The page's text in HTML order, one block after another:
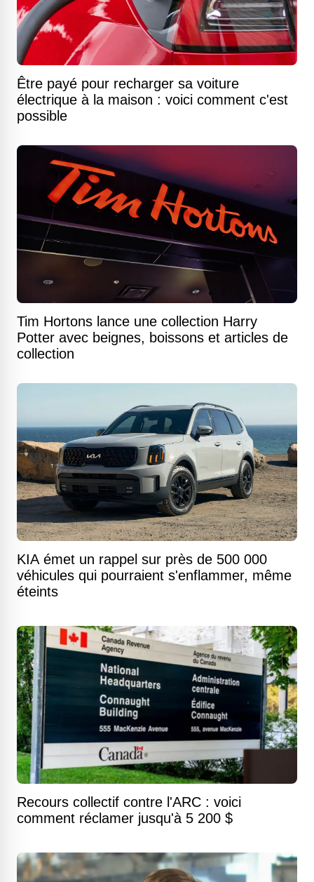
Être payé pour recharger sa voiture
électrique à la maison : voici comment c'est
possible
Tim Hortons lance une collection Harry
Potter avec beignes, boissons et articles de
collection
KIA émet un rappel sur près de 500 000
véhicules qui pourraient s'enflammer, même
éteints
Recours collectif contre l'ARC : voici
comment réclamer jusqu'à 5 200 $